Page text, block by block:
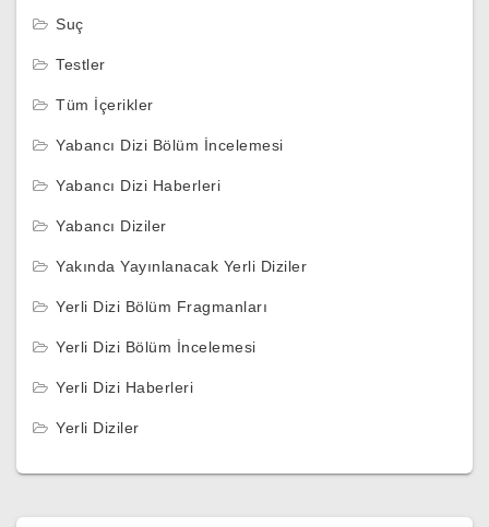
Suç
Testler
Tüm İçerikler
Yabancı Dizi Bölüm İncelemesi
Yabancı Dizi Haberleri
Yabancı Diziler
Yakında Yayınlanacak Yerli Diziler
Yerli Dizi Bölüm Fragmanları
Yerli Dizi Bölüm İncelemesi
Yerli Dizi Haberleri
Yerli Diziler